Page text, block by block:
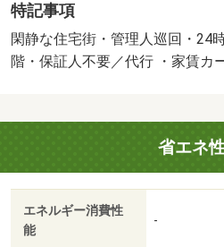
いになっています。始発駅近く
電車に座りやすいです。通風良
の良い空間です。優雅に快適に
円／月）・管理形態／管理員の
の物件はもちろん、非掲載物件
おります！ご来店の際は千葉駅
地待ち合わせ・オンライン見学
見積り、ご見学のみも大歓迎で
場：有・仲介手数料：１．１ヶ
特記事項
閑静な住宅街・管理人巡回・24
階・保証人不要／代行 ・家賃カ
省エネ
エネルギー消費性
能
-